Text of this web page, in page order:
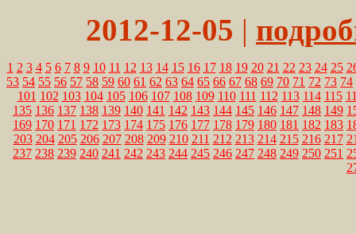
2012-12-05 |
1 2 3 4 5 6 7 8 9 10 11 12 13 14 15 16 17 18 19 20 21 22 23 24 25
53 54 55 56 57 58 59 60 61 62 63 64 65 66 67 68 69 70 71 72 73 74
101 102 103 104 105 106 107 108 109 110 111 112 113 114 115
135 136 137 138 139 140 141 142 143 144 145 146 147 148 149
169 170 171 172 173 174 175 176 177 178 179 180 181 182 183
203 204 205 206 207 208 209 210 211 212 213 214 215 216 217
237 238 239 240 241 242 243 244 245 246 247 248 249 250 251